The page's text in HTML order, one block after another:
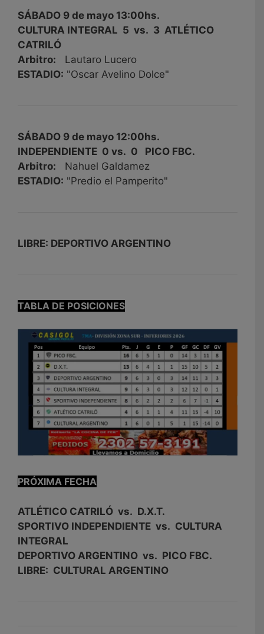
SÁBADO 9 de mayo 13:00hs.
CULTURA INTEGRAL 5 vs. 3 ATLÉTICO
CATRILÓ
Arbitro: Lautaro Lucero
ESTADIO: "Oscar Avelino Dolce"
SÁBADO 9 de mayo 12:00hs.
INDEPENDIENTE 0 vs. 0 PICO FBC.
Arbitro: Nahuel Galdamez
ESTADIO: "Predio el Pamperito"
LIBRE: DEPORTIVO ARGENTINO
TABLA DE POSICIONES
PRÓXIMA FECHA
ATLÉTICO CATRILÓ vs. D.X.T.
SPORTIVO INDEPENDIENTE vs. CULTURA
INTEGRAL
DEPORTIVO ARGENTINO vs. PICO FBC.
LIBRE: CULTURAL ARGENTINO